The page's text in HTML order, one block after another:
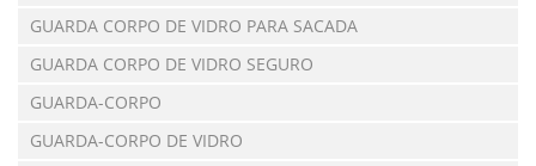
GUARDA CORPO DE VIDRO PARA SACADA
GUARDA CORPO DE VIDRO SEGURO
GUARDA-CORPO
GUARDA-CORPO DE VIDRO